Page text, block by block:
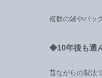
複数の鍵やバッ
◆10年後も選
昔ながらの製法